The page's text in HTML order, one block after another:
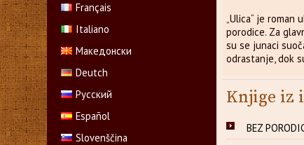
„Ulica“ je roman
porodice. Za
su se junaci
odrastanje, dok
Knjige iz
BEZ
Français
Italiano
Македонски
Deutch
Русский
Español
Slovenščina